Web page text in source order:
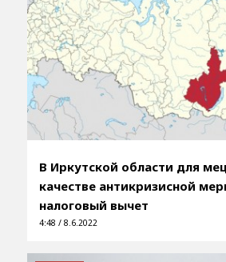
В Иркутской области для
качестве антикризисной
налоговый вычет
4:48 / 8.6.2022